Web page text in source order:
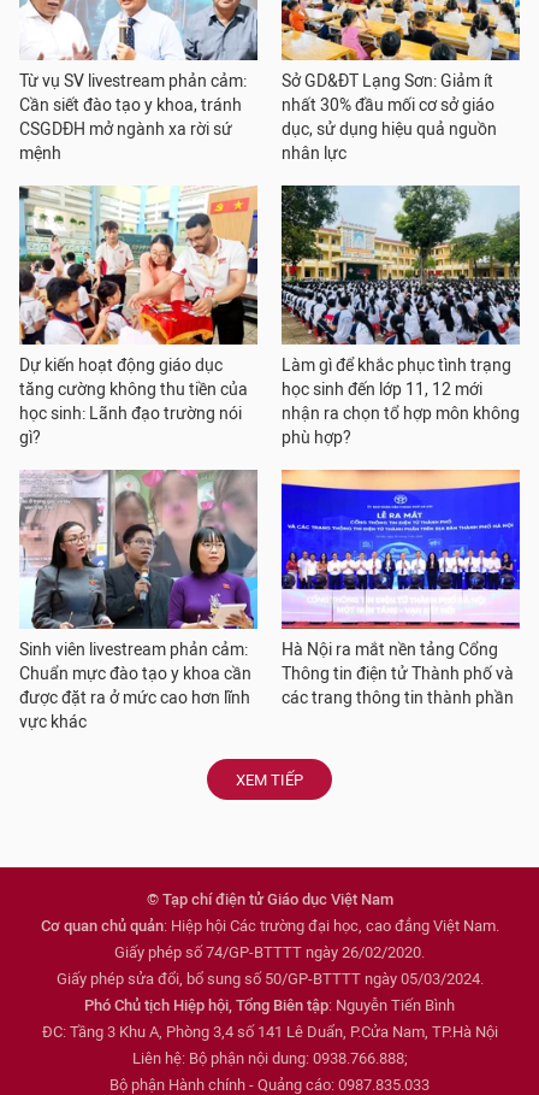
Từ vụ SV livestream phản cảm:
Cần siết đào tạo y khoa, tránh
CSGDĐH mở ngành xa rời sứ
mệnh
Sở GD&ĐT Lạng Sơn: Giảm ít
nhất 30% đầu mối cơ sở giáo
dục, sử dụng hiệu quả nguồn
nhân lực
Dự kiến hoạt động giáo dục
tăng cường không thu tiền của
học sinh: Lãnh đạo trường nói
gì?
Làm gì để khắc phục tình trạng
học sinh đến lớp 11, 12 mới
nhận ra chọn tổ hợp môn không
phù hợp?
Sinh viên livestream phản cảm:
Chuẩn mực đào tạo y khoa cần
được đặt ra ở mức cao hơn lĩnh
vực khác
Hà Nội ra mắt nền tảng Cổng
Thông tin điện tử Thành phố và
các trang thông tin thành phần
XEM TIẾP
© Tạp chí điện tử Giáo dục Việt Nam
Cơ quan chủ quản: Hiệp hội Các trường đại học, cao đẳng Việt Nam.
Giấy phép số 74/GP-BTTTT ngày 26/02/2020.
Giấy phép sửa đổi, bổ sung số 50/GP-BTTTT ngày 05/03/2024.
Phó Chủ tịch Hiệp hội, Tổng Biên tập: Nguyễn Tiến Bình
ĐC: Tầng 3 Khu A, Phòng 3,4 số 141 Lê Duẩn, P.Cửa Nam, TP.Hà Nội
Liên hệ: Bộ phận nội dung: 0938.766.888;
Bộ phận Hành chính - Quảng cáo: 0987.835.033